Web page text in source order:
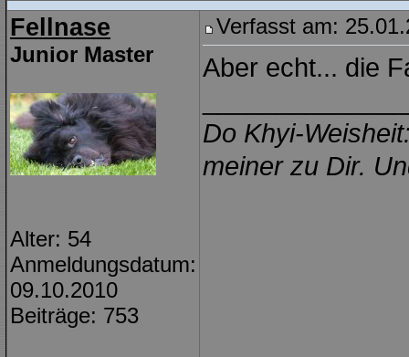
Fellnase
Junior Master
Alter: 54
Anmeldungsdatum:
09.10.2010
Beiträge: 753
Verfasst am:
Aber echt... die
Do Khyi-
meiner zu Dir.